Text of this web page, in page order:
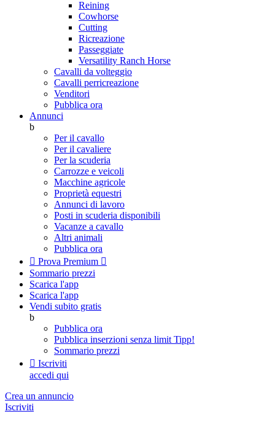
Reining
Cowhorse
Cutting
Ricreazione
Passeggiate
Versatility Ranch Horse
Cavalli da volteggio
Cavalli perricreazione
Venditori
Pubblica ora
Annunci
b
Per il cavallo
Per il cavaliere
Per la scuderia
Carrozze e veicoli
Macchine agricole
Proprietà equestri
Annunci di lavoro
Posti in scuderia disponibili
Vacanze a cavallo
Altri animali
Pubblica ora
 Prova Premium 
Sommario prezzi
Scarica l'app
Scarica l'app
Vendi subito gratis
b
Pubblica ora
Pubblica inserzioni senza limit Tipp!
Sommario prezzi
 Iscriviti
accedi qui
Crea un annuncio
Iscriviti